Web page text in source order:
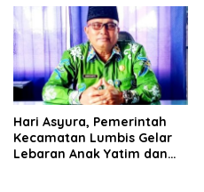
Hari Asyura, Pemerintah
Kecamatan Lumbis Gelar
Lebaran Anak Yatim dan